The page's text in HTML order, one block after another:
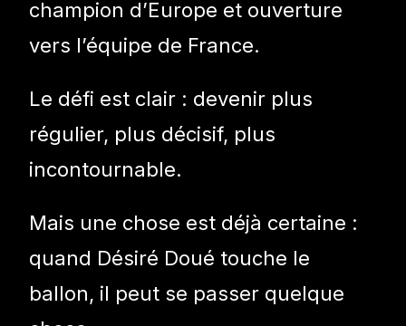
champion d’Europe et ouverture
vers l’équipe de France.
Le défi est clair : devenir plus
régulier, plus décisif, plus
incontournable.
Mais une chose est déjà certaine :
quand Désiré Doué touche le
ballon, il peut se passer quelque